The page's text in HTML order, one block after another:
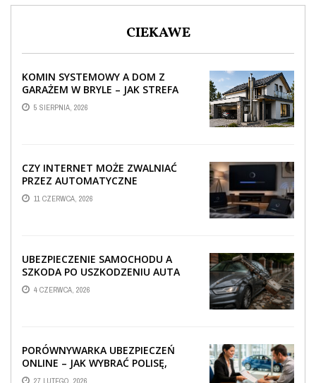
CIEKAWE
KOMIN SYSTEMOWY A DOM Z
GARAŻEM W BRYLE – JAK STREFA
TECHNICZNA WPŁYWA NA
PROWADZENIE ...
5 SIERPNIA, 2026
CZY INTERNET MOŻE ZWALNIAĆ
PRZEZ AUTOMATYCZNE
AKTUALIZACJE SYSTEMÓW SMART
TV?
11 CZERWCA, 2026
UBEZPIECZENIE SAMOCHODU A
SZKODA PO USZKODZENIU AUTA
PRZEZ SPADAJĄCY FRAGMENT
OGRODZENIA
4 CZERWCA, 2026
PORÓWNYWARKA UBEZPIECZEŃ
ONLINE – JAK WYBRAĆ POLISĘ,
KTÓRA REALNIE CHRONI TWÓJ